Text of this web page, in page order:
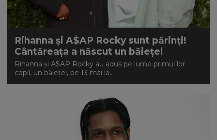
Rihanna și A$AP Rocky sunt părinți!
Cântăreața a născut un băiețel
Rihanna și A$AP Rocky au adus pe lume primul lor
copil, un băiețel, pe 13 mai la...